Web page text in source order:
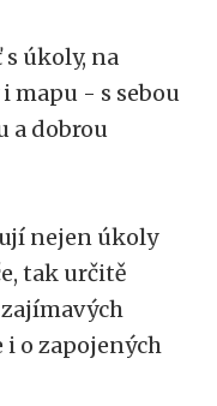
úkoly, na
mapu - s sebou
a dobrou
nejen úkoly
tak určitě
i o zapojených